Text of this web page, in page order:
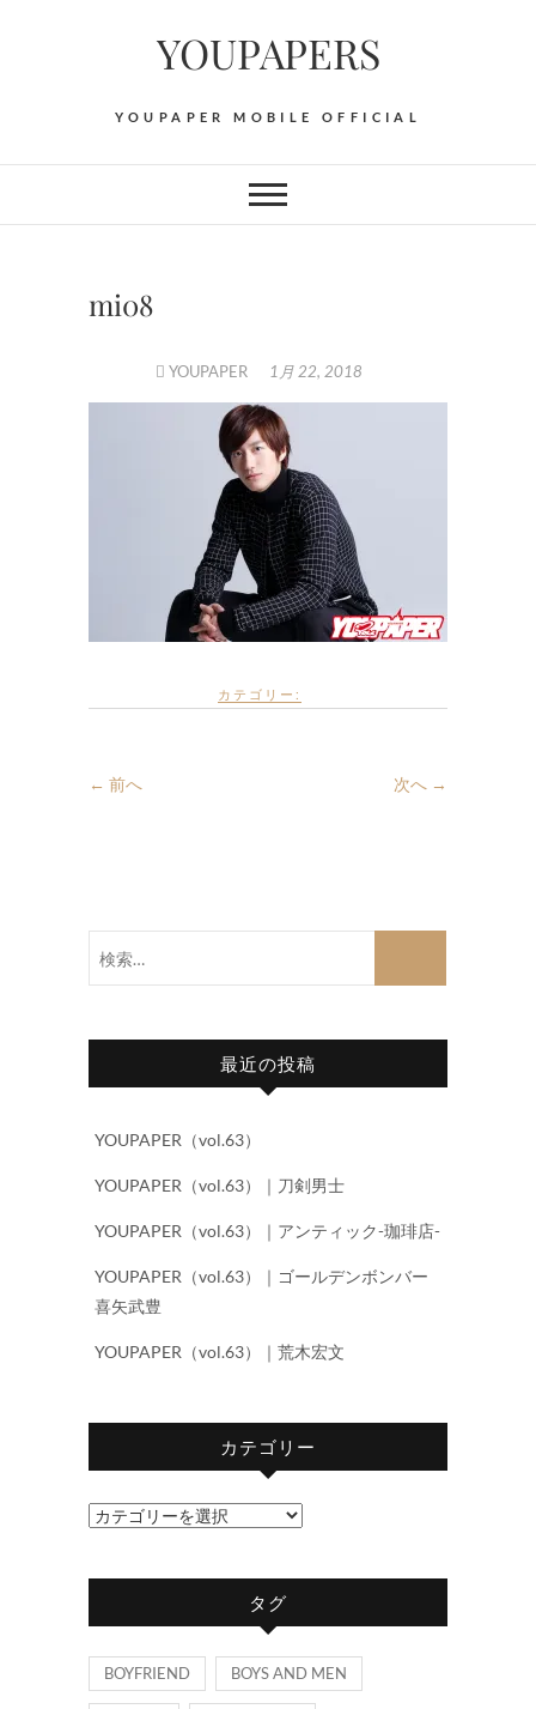
YOUPAPERS
YOUPAPER MOBILE OFFICIAL
mi08
YOUPAPER 1月 22, 2018
カテゴリー:
← 前へ 次へ →
最近の投稿
YOUPAPER（vol.63）
YOUPAPER（vol.63）｜刀剣男士
YOUPAPER（vol.63）｜アンティック-珈琲店-
YOUPAPER（vol.63）｜ゴールデンボンバー
喜矢武豊
YOUPAPER（vol.63）｜荒木宏文
カテゴリー
カ
ゴ
タグ
BOYFRIEND BOYS AND MEN